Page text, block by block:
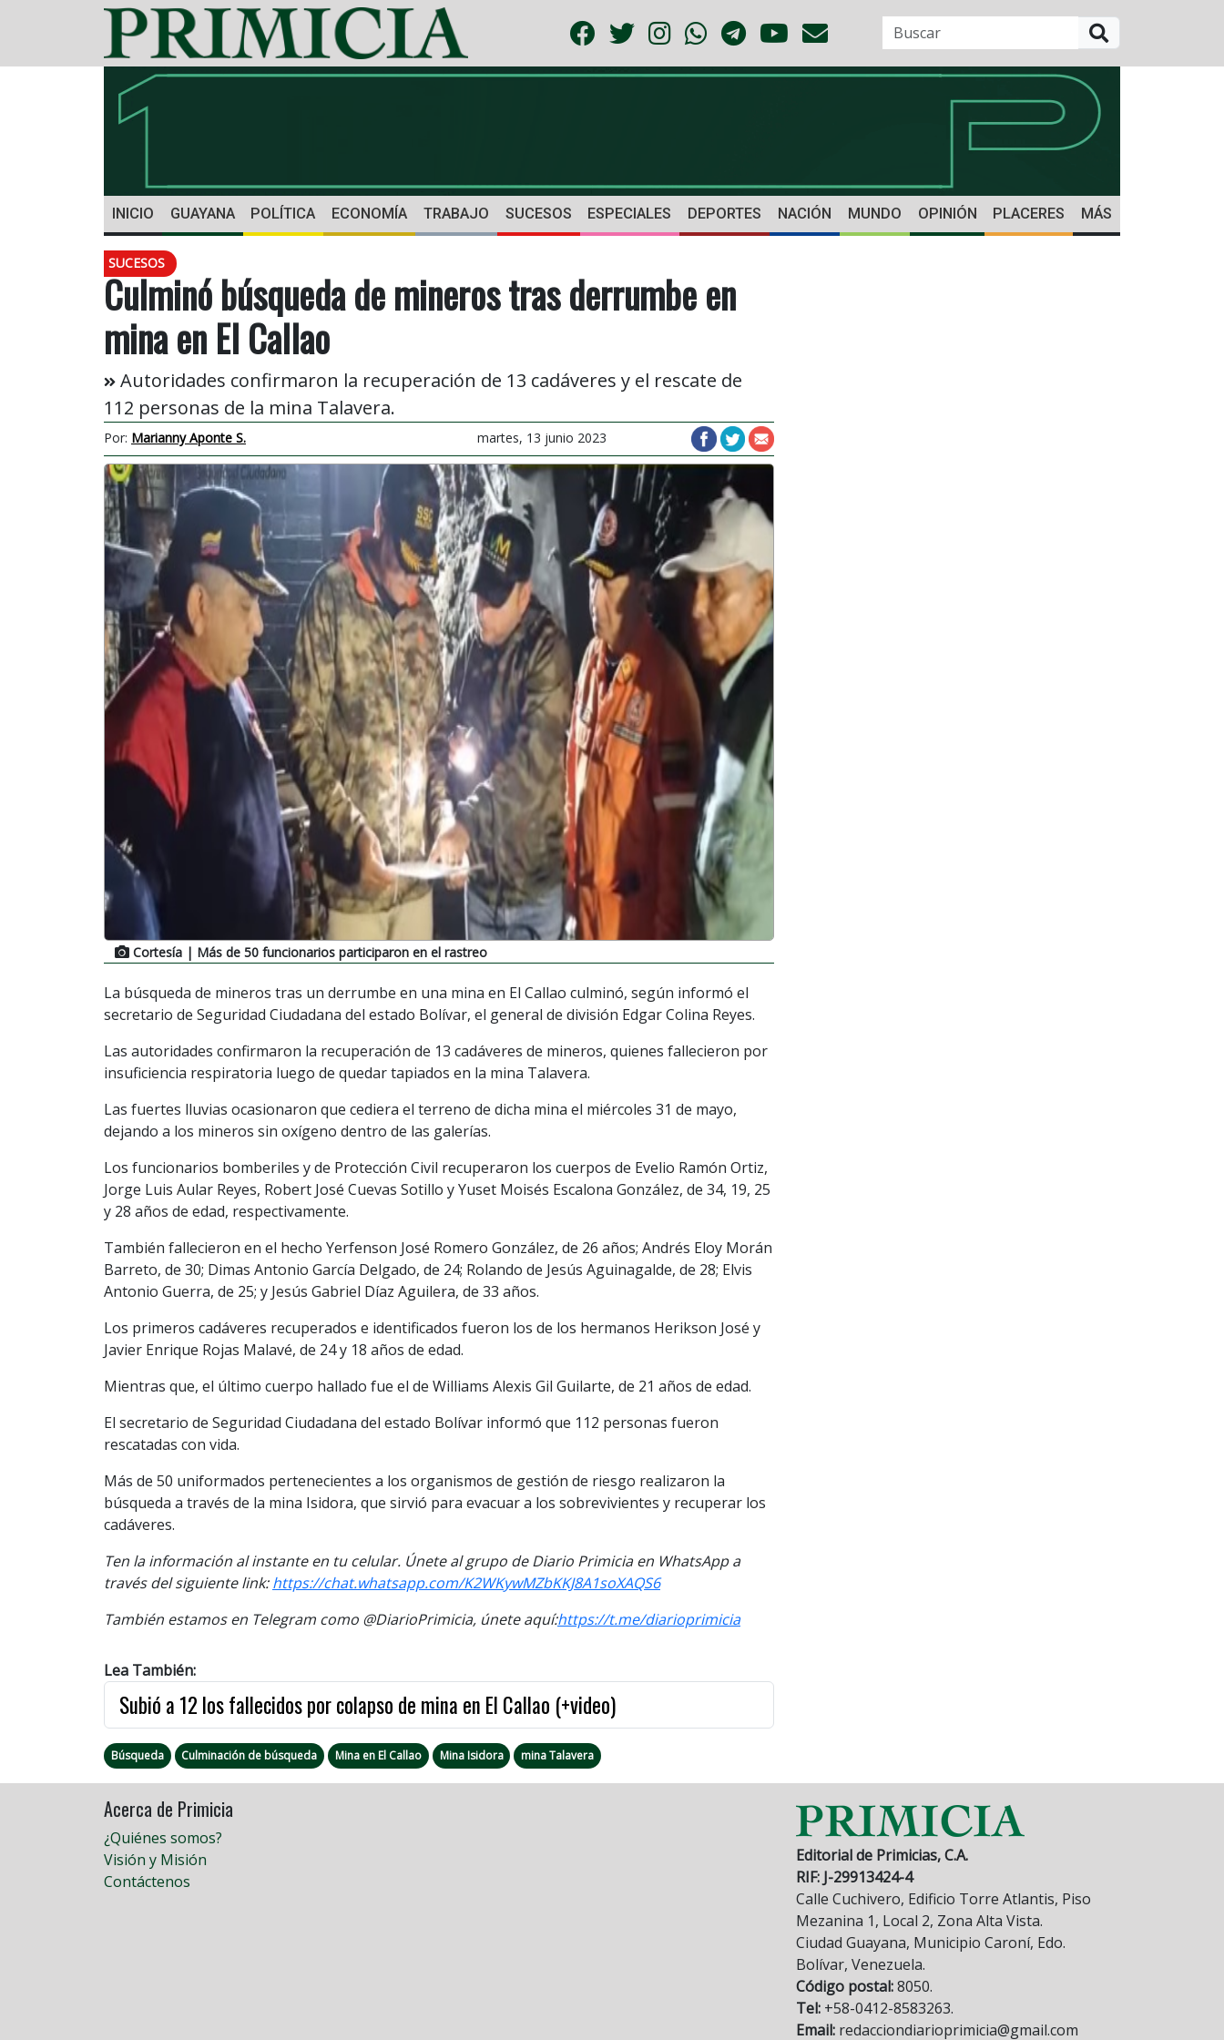
INICIO GUAYANA POLÍTICA ECONOMÍA TRABAJO SUCESOS ESPECIALES DEPORTES NACIÓN MUNDO OPINIÓN PLACERES MÁS
SUCESOS
Culminó búsqueda de mineros tras derrumbe en
mina en El Callao
Autoridades confirmaron la recuperación de 13 cadáveres y el rescate de
112 personas de la mina Talavera.
Por: Marianny Aponte S. martes, 13 junio 2023
Cortesía | Más de 50 funcionarios participaron en el rastreo
La búsqueda de mineros tras un derrumbe en una mina en El Callao culminó, según informó el
secretario de Seguridad Ciudadana del estado Bolívar, el general de división Edgar Colina Reyes.
Las autoridades confirmaron la recuperación de 13 cadáveres de mineros, quienes fallecieron por
insuficiencia respiratoria luego de quedar tapiados en la mina Talavera.
Las fuertes lluvias ocasionaron que cediera el terreno de dicha mina el miércoles 31 de mayo,
dejando a los mineros sin oxígeno dentro de las galerías.
Los funcionarios bomberiles y de Protección Civil recuperaron los cuerpos de Evelio Ramón Ortiz,
Jorge Luis Aular Reyes, Robert José Cuevas Sotillo y Yuset Moisés Escalona González, de 34, 19, 25
y 28 años de edad, respectivamente.
También fallecieron en el hecho Yerfenson José Romero González, de 26 años; Andrés Eloy Morán
Barreto, de 30; Dimas Antonio García Delgado, de 24; Rolando de Jesús Aguinagalde, de 28; Elvis
Antonio Guerra, de 25; y Jesús Gabriel Díaz Aguilera, de 33 años.
Los primeros cadáveres recuperados e identificados fueron los de los hermanos Herikson José y
Javier Enrique Rojas Malavé, de 24 y 18 años de edad.
Mientras que, el último cuerpo hallado fue el de Williams Alexis Gil Guilarte, de 21 años de edad.
El secretario de Seguridad Ciudadana del estado Bolívar informó que 112 personas fueron
rescatadas con vida.
Más de 50 uniformados pertenecientes a los organismos de gestión de riesgo realizaron la
búsqueda a través de la mina Isidora, que sirvió para evacuar a los sobrevivientes y recuperar los
cadáveres.
Ten la información al instante en tu celular. Únete al grupo de Diario Primicia en WhatsApp a
través del siguiente link:https://chat.whatsapp.com/K2WKywMZbKKJ8A1soXAQS6
También estamos en Telegram como @DiarioPrimicia, únete aquí:https://t.me/diarioprimicia
Lea También:
Subió a 12 los fallecidos por colapso de mina en El Callao (+video)
Búsqueda Culminación de búsqueda Mina en El Callao Mina Isidora mina Talavera
Acerca de Primicia
¿Quiénes somos?
Visión y Misión
Contáctenos
Editorial de Primicias, C.A.
RIF: J-29913424-4
Calle Cuchivero, Edificio Torre Atlantis, Piso
Mezanina 1, Local 2, Zona Alta Vista.
Ciudad Guayana, Municipio Caroní, Edo.
Bolívar, Venezuela.
Código postal:8050.
Tel: +58-0412-8583263.
Email: redacciondiarioprimicia@gmail.com